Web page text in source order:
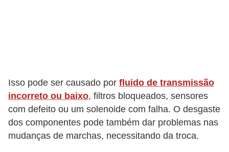
Isso pode ser causado por fluido de transmissão
incorreto ou baixo, filtros bloqueados, sensores
com defeito ou um solenoide com falha. O desgaste
dos componentes pode também dar problemas nas
mudanças de marchas, necessitando da troca.
t
o
S